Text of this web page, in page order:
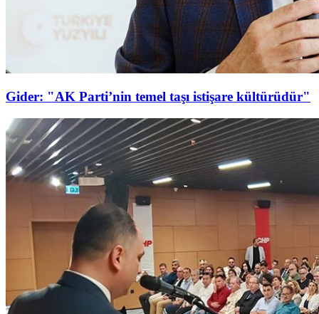
Gider: "AK Parti’nin temel taşı istişare kültürüdür"